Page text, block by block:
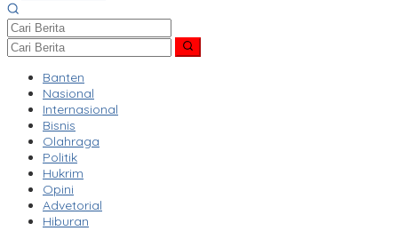
Banten
Nasional
Internasional
Bisnis
Olahraga
Politik
Hukrim
Opini
Advetorial
Hiburan